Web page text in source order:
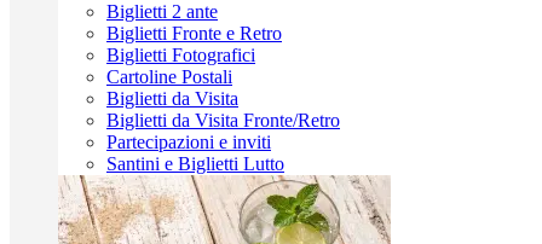
Biglietti 2 ante
Biglietti Fronte e Retro
Biglietti Fotografici
Cartoline Postali
Biglietti da Visita
Biglietti da Visita Fronte/Retro
Partecipazioni e inviti
Santini e Biglietti Lutto